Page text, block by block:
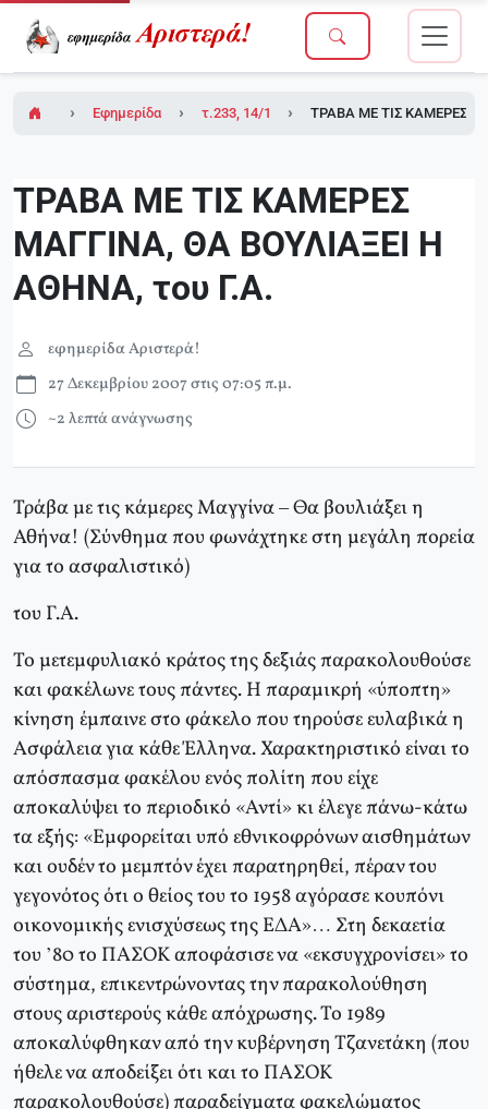
Εφημερίδα Αριστερά!τ.233, 14/12/2007ΤΡΑΒΑ ΜΕ ΤΙΣ ΚΑΜΕΡΕΣ
ΤΡΑΒΑ ΜΕ ΤΙΣ ΚΑΜΕΡΕΣ
ΜΑΓΓΙΝΑ, ΘΑ ΒΟΥΛΙΑΞΕΙ Η
ΑΘΗΝΑ, του Γ.Α.
εφημερίδα Αριστερά!
27 Δεκεμβρίου 2007 στις 07:05 π.μ.
~2 λεπτά ανάγνωσης
Τράβα με τις κάμερες Μαγγίνα – Θα βουλιάξει η
Αθήνα! (Σύνθημα που φωνάχτηκε στη μεγάλη πορεία
για το ασφαλιστικό)
του Γ.Α.
Το μετεμφυλιακό κράτος της δεξιάς παρακολουθούσε
και φακέλωνε τους πάντες. Η παραμικρή «ύποπτη»
κίνηση έμπαινε στο φάκελο που τηρούσε ευλαβικά η
Ασφάλεια για κάθε Έλληνα. Χαρακτηριστικό είναι το
απόσπασμα φακέλου ενός πολίτη που είχε
αποκαλύψει το περιοδικό «Αντί» κι έλεγε πάνω-κάτω
τα εξής: «Εμφορείται υπό εθνικοφρόνων αισθημάτων
και ουδέν το μεμπτόν έχει παρατηρηθεί, πέραν του
γεγονότος ότι ο θείος του το 1958 αγόρασε κουπόνι
οικονομικής ενισχύσεως της ΕΔΑ»… Στη δεκαετία
του ’80 το ΠΑΣΟΚ αποφάσισε να «εκσυγχρονίσει» το
σύστημα, επικεντρώνοντας την παρακολούθηση
στους αριστερούς κάθε απόχρωσης. Το 1989
αποκαλύφθηκαν από την κυβέρνηση Τζανετάκη (που
ήθελε να αποδείξει ότι και το ΠΑΣΟΚ
παρακολουθούσε) παραδείγματα φακελώματος